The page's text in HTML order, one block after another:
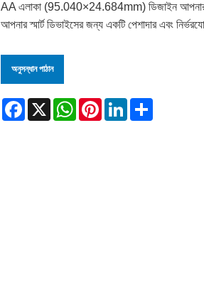
AA এলাকা (95.040×24.684mm) ডিজাইন আপনার
আপনার স্মার্ট ডিভাইসের জন্য একটি পেশাদার এবং
অনুসন্ধান পাঠান
Facebook
X WhatsApp
PinterestLinkedIn